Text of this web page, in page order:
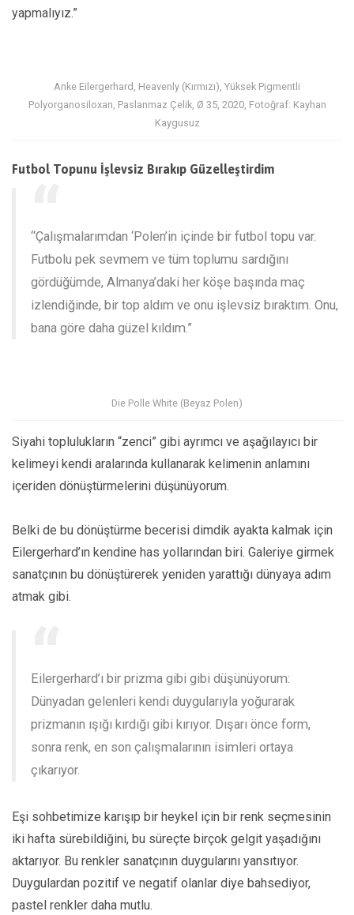
yapmalıyız.”
Anke Eilergerhard, Heavenly (Kırmızı), Yüksek Pigmentli
Polyorganosiloxan, Paslanmaz Çelik, Ø 35, 2020, Fotoğraf: Kayhan
Kaygusuz
Futbol Topunu İşlevsiz Bırakıp Güzelleştirdim
“Çalışmalarımdan ‘Polen’in içinde bir futbol topu var.
Futbolu pek sevmem ve tüm toplumu sardığını
gördüğümde, Almanya’daki her köşe başında maç
izlendiğinde, bir top aldım ve onu işlevsiz bıraktım. Onu,
bana göre daha güzel kıldım.”
Die Polle White (Beyaz Polen)
Siyahi toplulukların “zenci” gibi ayrımcı ve aşağılayıcı bir
kelimeyi kendi aralarında kullanarak kelimenin anlamını
içeriden dönüştürmelerini düşünüyorum.
Belki de bu dönüştürme becerisi dimdik ayakta kalmak için
Eilergerhard’ın kendine has yollarından biri. Galeriye girmek
sanatçının bu dönüştürerek yeniden yarattığı dünyaya adım
atmak gibi.
Eilergerhard’ı bir prizma gibi gibi düşünüyorum:
Dünyadan gelenleri kendi duygularıyla yoğurarak
prizmanın ışığı kırdığı gibi kırıyor. Dışarı önce form,
sonra renk, en son çalışmalarının isimleri ortaya
çıkarıyor.
Eşi sohbetimize karışıp bir heykel için bir renk seçmesinin
iki hafta sürebildiğini, bu süreçte birçok gelgit yaşadığını
aktarıyor. Bu renkler sanatçının duygularını yansıtıyor.
Duygulardan pozitif ve negatif olanlar diye bahsediyor,
pastel renkler daha mutlu.